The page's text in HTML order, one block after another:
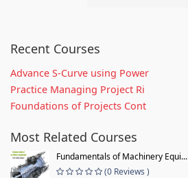
Recent Courses
Advance S-Curve using Power
Practice Managing Project Ri
Foundations of Projects Cont
Most Related Courses
Fundamentals of Machinery Equi...
(0 Reviews )